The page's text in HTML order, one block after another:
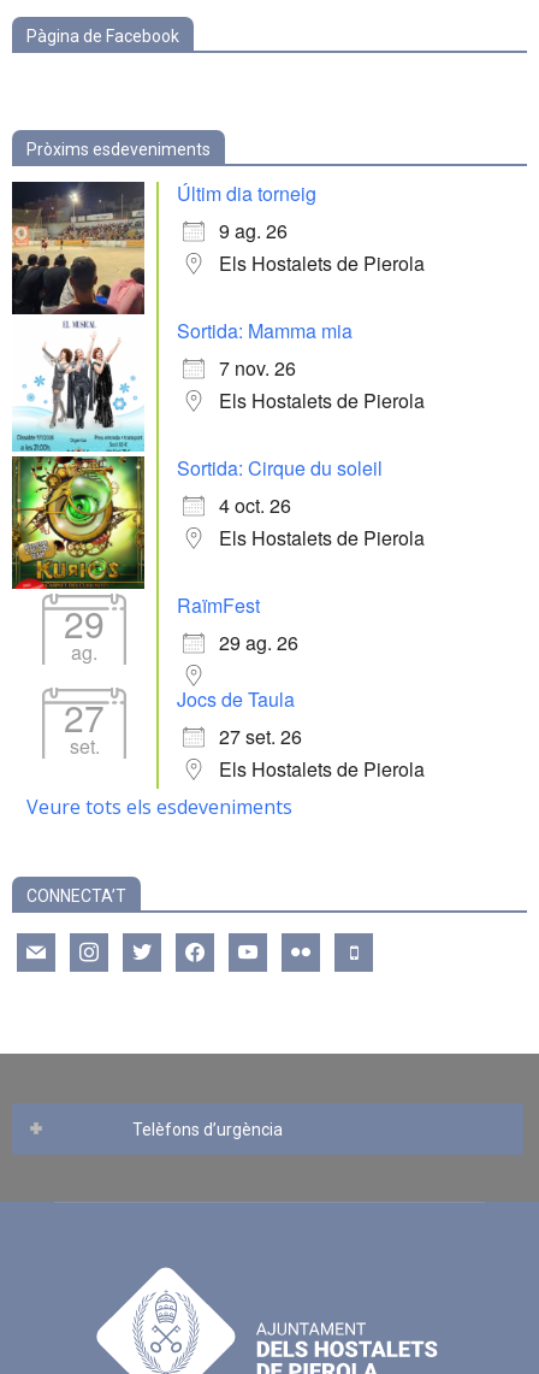
Pàgina de Facebook
Pròxims esdeveniments
Últim dia torneig
9 ag. 26
Els Hostalets de Pierola
Sortida: Mamma mia
7 nov. 26
Els Hostalets de Pierola
Sortida: Cirque du soleil
4 oct. 26
Els Hostalets de Pierola
29
ag.
RaïmFest
29 ag. 26
27
set.
Jocs de Taula
27 set. 26
Els Hostalets de Pierola
Veure tots els esdeveniments
CONNECTA’T
mail instagramtwitter facebookyoutube flickr mobile
Telèfons d’urgència